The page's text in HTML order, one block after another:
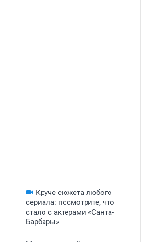
Круче сюжета любого
сериала: посмотрите, что
стало с актерами «Санта-
Барбары»